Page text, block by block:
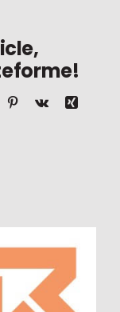
Pinterest
Vk
Xing